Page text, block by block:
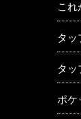
これ
タッ
タッ
ポケ